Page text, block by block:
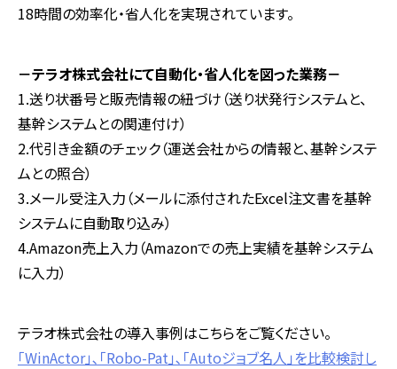
18時間の効率化・省人化を実現されています。
－テラオ株式会社にて自動化・省人化を図った業務－
1.送り状番号と販売情報の紐づけ（送り状発行システムと、
基幹システムとの関連付け）
2.代引き金額のチェック（運送会社からの情報と、基幹システ
ムとの照合）
3.メール受注入力（メールに添付されたExcel注文書を基幹
システムに自動取り込み）
4.Amazon売上入力（Amazonでの売上実績を基幹システム
に入力）
テラオ株式会社の導入事例はこちらをご覧ください。
「WinActor」､「Robo-Pat」､「Autoジョブ名人」を比較検討し